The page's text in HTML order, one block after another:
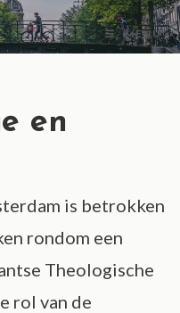
MENU
en
is betrokken
rondom een
Theologische
rol van de